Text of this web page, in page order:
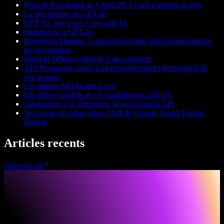
Data de llançament de ChatGPT 5 i què n’espera el món
La veu darrere de GPT-4o
GPT-4o: text a veu i veu amb IA
Introducció a GPT-4o
Deepgram Idiomes: Connectant el món amb reconeixement
de veu avançat
OpenAI Whisper allotjat: Guia completa
API Deepgram: accés a un reconeixement i transcripció de
veu potents
Les millors API de text a veu
Els millors models de veu multilingües amb IA
Alternatives a la Deepgram Text-to-Speech API
Tot el que cal saber sobre l'API de Google Cloud Text-to-
Speech
Articles recents
Veure-ho tot